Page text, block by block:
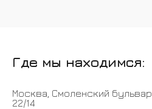
Где мы находимся:
Москва, Смоленский бульвар,
22/14